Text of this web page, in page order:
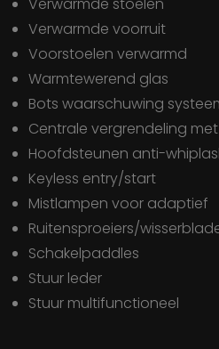
Verwarmde voorruit
Voorstoelen verwarmd
Warmtewerend glas
bots waarschuwing
centrale vergrendeling
hoofdsteunen anti-
keyless entry/start
mistlampen voor adaptief
ruitensproeiers/
schakelpaddles
stuur leder
stuur multifunctioneel